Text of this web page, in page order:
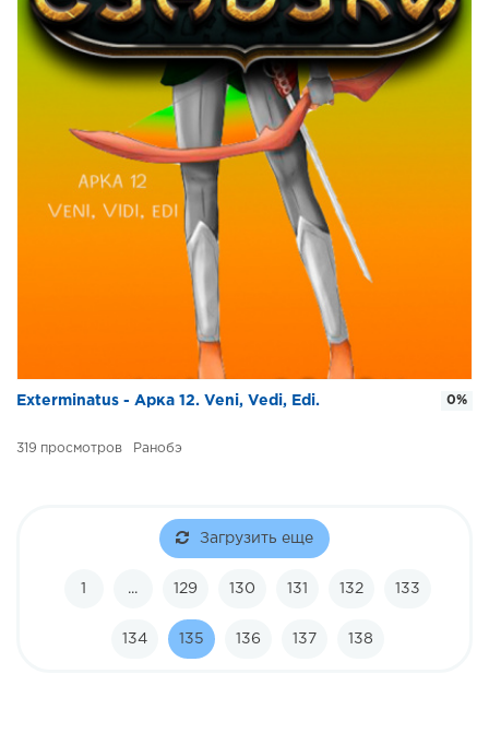
Exterminatus - Арка 12. Veni, Vedi, Edi.
319 Ранобэ
0%
Загрузить еще
1 ... 129 130 131 132 133
134 135 136 137 138